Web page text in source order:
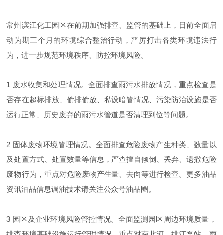
常州滨江化工园区在前期加强排查、监管的基础上，日前全面启
动为期三个月的环境综合整治行动，严厉打击各类环境违法行
为，进一步规范环境秩序、防控环境风险。
1 废水收集和处理情况。全面排查雨污水排放情况，重点检查是
否存在超标排放、偷排偷放、私设暗管情况、污染防治设施是否
运行正常、历史废弃的雨污水管道是否清理到位等问题。
2 固体废物环境管理情况。全面排查危险废物产生种类、数量以
及处置方式、处置数量等信息，严查擅自倾倒、丢弃、遗撒危险
废物行为，重点对危险废物产生量、去向等进行检查。更多油品
资讯油品信息调油技术请关注公众号油品圈。
3 园区及企业环境风险管控情况。全面监测园区周边环境质量，